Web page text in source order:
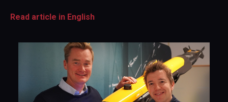
Read article in English